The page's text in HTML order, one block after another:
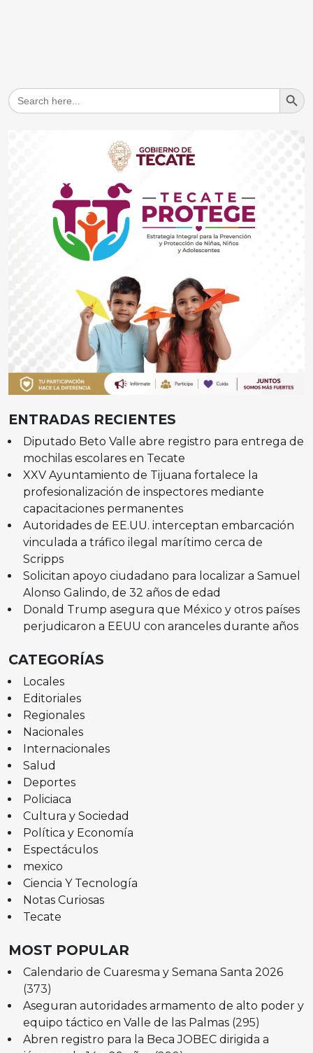
Search
for:
Search
ENTRADAS RECIENTES
Diputado Beto Valle abre registro para entrega de
mochilas escolares en Tecate
XXV Ayuntamiento de Tijuana fortalece la
profesionalización de inspectores mediante
capacitaciones permanentes
Autoridades de EE.UU. interceptan embarcación
vinculada a tráfico ilegal marítimo cerca de
Scripps
Solicitan apoyo ciudadano para localizar a Samuel
Alonso Galindo, de 32 años de edad
Donald Trump asegura que México y otros países
perjudicaron a EEUU con aranceles durante años
CATEGORÍAS
Locales
Editoriales
Regionales
Nacionales
Internacionales
Salud
Deportes
Policiaca
Cultura y Sociedad
Política y Economía
Espectáculos
mexico
Ciencia Y Tecnología
Notas Curiosas
Tecate
MOST POPULAR
Calendario de Cuaresma y Semana Santa 2026
(373)
Aseguran autoridades armamento de alto poder y
equipo táctico en Valle de las Palmas (295)
Abren registro para la Beca JOBEC dirigida a